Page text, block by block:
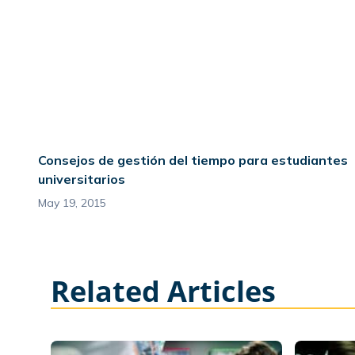
Consejos de gestión del tiempo para estudiantes
universitarios
May 19, 2015
Related Articles